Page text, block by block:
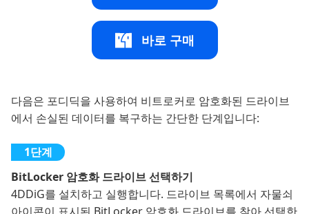
바로 구매
다음은 포디딕을 사용하여 비트로커로 암호화된 드라이브
에서 손실된 데이터를 복구하는 간단한 단계입니다:
BitLocker 암호화 드라이브 선택하기
4DDiG를 설치하고 실행합니다. 드라이브 목록에서 자물쇠